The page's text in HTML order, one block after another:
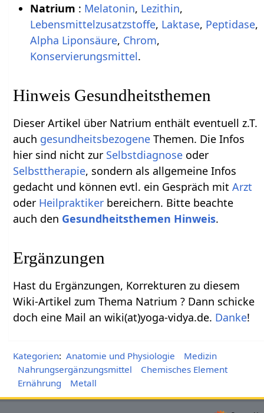
Natrium : Melatonin, Lezithin,
Lebensmittelzusatzstoffe, Laktase, Peptidase,
Alpha Liponsäure, Chrom,
Konservierungsmittel.
Hinweis Gesundheitsthemen
Dieser Artikel über Natrium enthält eventuell z.T.
auch gesundheitsbezogene Themen. Die Infos
hier sind nicht zur Selbstdiagnose oder
Selbsttherapie, sondern als allgemeine Infos
gedacht und können evtl. ein Gespräch mitArzt
oder Heilpraktiker bereichern. Bitte beachte
auch den Gesundheitsthemen Hinweis.
Ergänzungen
Hast du Ergänzungen, Korrekturen zu diesem
Wiki-Artikel zum Thema Natrium ? Dann schicke
doch eine Mail an wiki(at)yoga-vidya.de. Danke!
Kategorien: Anatomie und Physiologie
Medizin
Nahrungsergänzungsmittel
Chemisches Element
Ernährung
Metall